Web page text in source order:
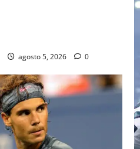
agosto 5, 2026 0